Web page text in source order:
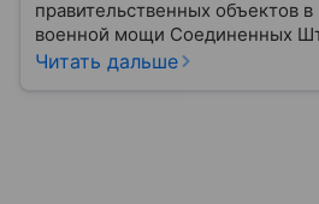
правительственных объектов
военной мощи Соединенных
располагается штаб-квартира
Читать дальше